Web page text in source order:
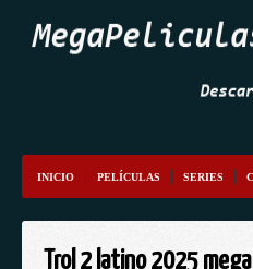
INICIO PELÍCULAS SERIES
Trol 2 latino 2025 mega